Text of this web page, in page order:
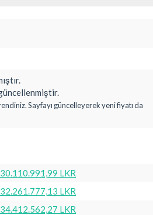
Sayfayı güncelleyerek yeni fiyatı da
LKR
LKR
LKR